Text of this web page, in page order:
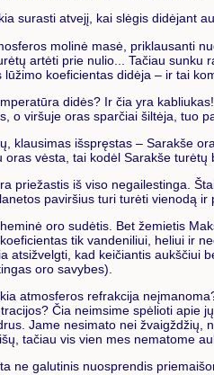
surasti atvejį, kai slėgis didėjant
molinė masė, priklausanti
artėti prie nulio... Tačiau sunku
lūžimo koeficientas didėja – ir tai
didės? Ir čia yra
o viršuje oras sparčiai šiltėja, tuo
klausimas išspręstas – Sarakše
oras vėsta, tai kodėl Sarakše turėtų
priežastis iš viso negailestinga.
paviršius turi turėti vienodą
oro sudėtis. Bet žemietis
tik vandeniliui, heliui ir
atsižvelgti, kad keičiantis aukščiui
oro savybes).
atmosferos refrakcija
Čia neimsime spėlioti apie
Jame nesimato nei žvaigždžių,
tačiau vis vien mes nematome
ne galutinis nuosprendis